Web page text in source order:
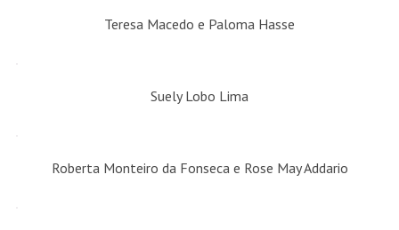
Teresa Macedo e Paloma Hasse
Suely Lobo Lima
Roberta Monteiro da Fonseca e Rose May Addario